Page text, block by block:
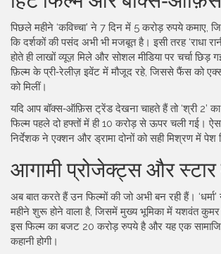
पिछले महीने ‘कविच्चा’ ने 7 दिन में 5 करोड़ रुपये कमाए,
कि दर्शकों की पसंद अभी भी मजबूत है। इसी तरह ‘राधा
होते ही लाखों व्यूज़ मिले और सोशल मीडिया पर चर्चा
फ़िल्म के प्री‑रेलीज़ इवेंट में मौजूद रहे, जिससे फैंस को
को मिलीं।
यदि आप बॉक्स‑ऑफ़िस ट्रेंड देखना चाहते हैं तो ‘श्री 2’
फिल्म पहले दो हफ्तों में ही 10 करोड़ से ऊपर चली गई।
निर्देशक ने एक्शन और ड्रामा दोनों को सही मिश्रण में पेश
आगामी प्रोजेक्ट्स और स्टार
अब बात करते हैं उन फिल्मों की जो अभी बन रही हैं।
महीने शुरू होने वाला है, जिसमें मुख्य भूमिका में यशवंत कुमर
इस फिल्म का बजट 20 करोड़ रुपये है और यह एक
कहानी होगी।